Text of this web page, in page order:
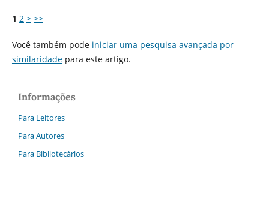
1 2 > >>
Você também pode iniciar uma pesquisa avançada por
similaridadepara este artigo.
Informações
Para Leitores
Para Autores
Para Bibliotecários